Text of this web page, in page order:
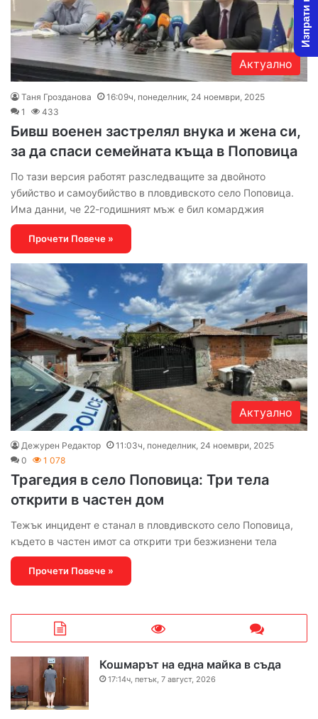
Актуално
Таня Грозданова
16:09ч, понеделник, 24 ноември, 2025
1
433
Бивш военен застрелял внука и жена си,
за да спаси семейната къща в Поповица
По тази версия работят разследващите за двойното
убийство и самоубийство в пловдивското село Поповица.
Има данни, че 22-годишният мъж е бил комарджия
Прочети Повече »
Актуално
Дежурен Редактор
11:03ч, понеделник, 24 ноември, 2025
0
1 078
Трагедия в село Поповица: Три тела
открити в частен дом
Тежък инцидент е станал в пловдивското село Поповица,
където в частен имот са открити три безжизнени тела
Прочети Повече »
Кошмарът на една майка в съда
17:14ч, петък, 7 август, 2026